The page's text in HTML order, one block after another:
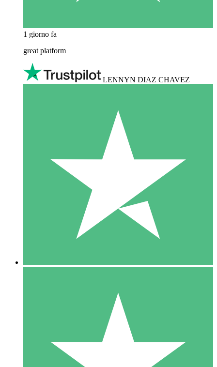
1 giorno fa
great platform
LENNYN DIAZ CHAVEZ